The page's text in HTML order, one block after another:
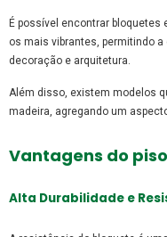
É possível encontrar
os mais vibrantes, permitindo
decoração e arquitetura.
Além disso, existem modelos
madeira, agregando um
Vantagens do
Alta Durabilidade e